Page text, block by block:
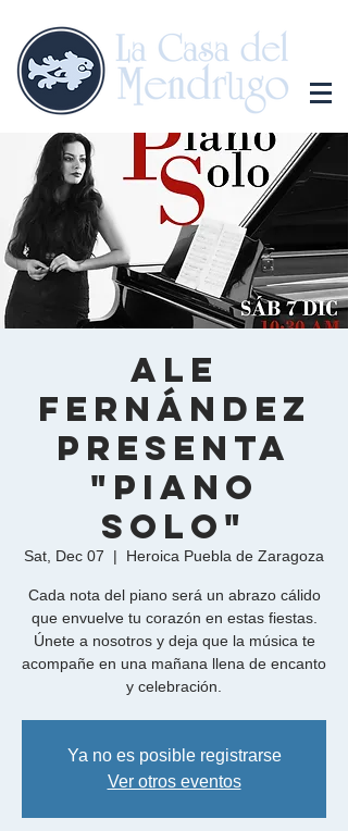
Ale
Fernández
presenta
"Piano
Solo"
Sat, Dec 07
  |
Heroica Puebla de Zaragoza
Cada nota del piano será un abrazo cálido
que envuelve tu corazón en estas fiestas.
Únete a nosotros y deja que la música te
acompañe en una mañana llena de encanto
y celebración.
Ya no es posible registrarse
Ver otros eventos